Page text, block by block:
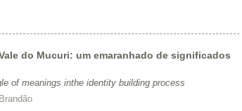
do Mucuri: um emaranhado de significados
of meanings inthe identity building process